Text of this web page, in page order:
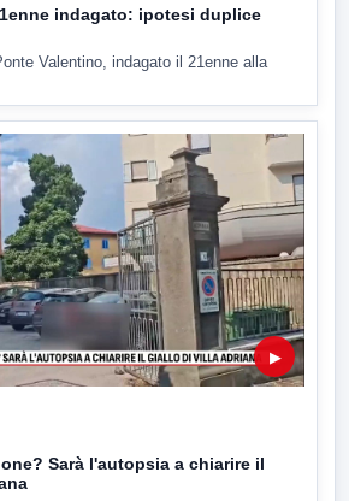
indagato: ipotesi duplice
Valentino, indagato il 21enne alla
▶
Sarà l'autopsia a chiarire il